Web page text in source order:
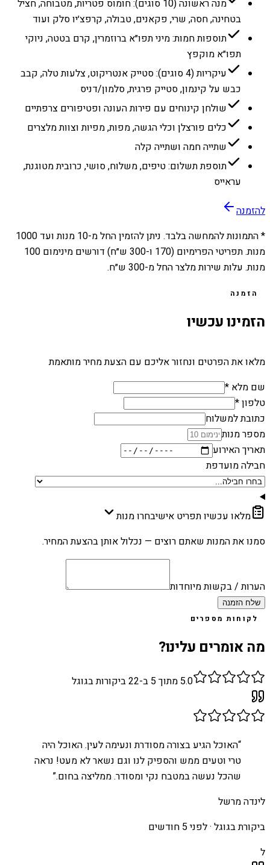
מנה ראשונה (10 סוגים): חומוס פטריות, מטבוחה, חציל
בטחינה, חסה, שרי, פקאנים, טבולה, קרפצ׳יו סלק ועוד
תוספות חמות: מיני תפו״א ברוזמרין, קרם בטטה, ניוקי
תפו״א מוקפץ
עיקריות (4 סוגים): סטייק אנטריקוט, צלעות טלה, קבב
כבש על קינמון, סטייק פרגית, סלמון/דניס
שולחן קינוחים עם פירות העונה ופטיפורים צרפתיים
כלים פורצלן וכלי הגשה, מפות, מפיות וצוות מלצרים
שתייה חמה ושתייה קלה
תוספת תשלום: טיפים, משלוח, סושי, כרובית מטוגנת,
עראייס
להזמנה
* התמונות להמחשה בלבד. ניתן להזמין החל מ-10 מנות ועד 1000
מנות. תפריטי הפרימיום (170 ו-300 ש״ח) דורשים מינימום 100
מנות. עלות שירות מלצר החל מ-300 ש״ח.
הזמנה
הזמינו עכשיו
מלאו את הפרטים ונחזור אליכם עם הצעת מחיר מותאמת
שם מלא *
טלפון *
כתובת למשלוח
מספר מנות
תאריך האירוע
חבילה מועדפת
מלאו עכשיו תפריט אישיבחרו מנות
סמנו את המנות שאתם רוצים — נכלול אותן בהצעת המחיר.
הערות / בקשות מיוחדות
שלח הזמנה
לקוחות מספרים
מה אומרים עלינו?
5.0 מתוך 5 ב- 22ביקורות בגוגל
“האוכל הגיע בצורה מסודרת ונעימה לעין. האוכל היה
טרי וטעים ממש והספיק לנו וגם נשאר לא מעט! נראה
שהכל נעשה במטבח נקי ומסודר. ממליצה בחום.”
לינדה מרשל
ביקורת בגוגל ·לפני 5 חודשים
ל